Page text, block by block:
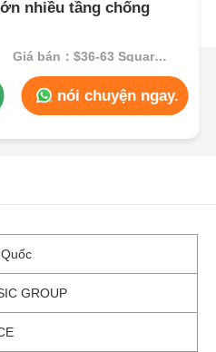
nhiều tầng chống
Giá bán：$36-63 Square Meters
nói chuyện ngay.
GROUP